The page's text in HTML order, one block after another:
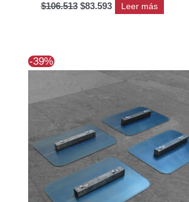
$106.513 $83.593 Leer más
-39%
precio
era:
precio
actual
$34.308.